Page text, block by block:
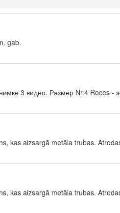
gab.
3 видно. Размер Nr.4 Roces -
kas aizsargā metāla trubas.
kas aizsargā metāla trubas.